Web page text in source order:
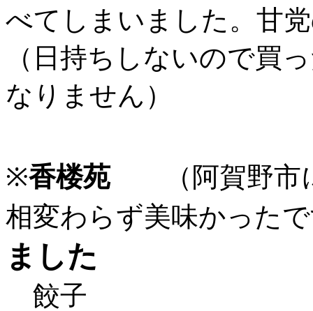
べてしまいました。甘
（日持ちしないので買
なりません）
※香楼苑（阿賀野市に
相変わらず美味かった
ました
餃子